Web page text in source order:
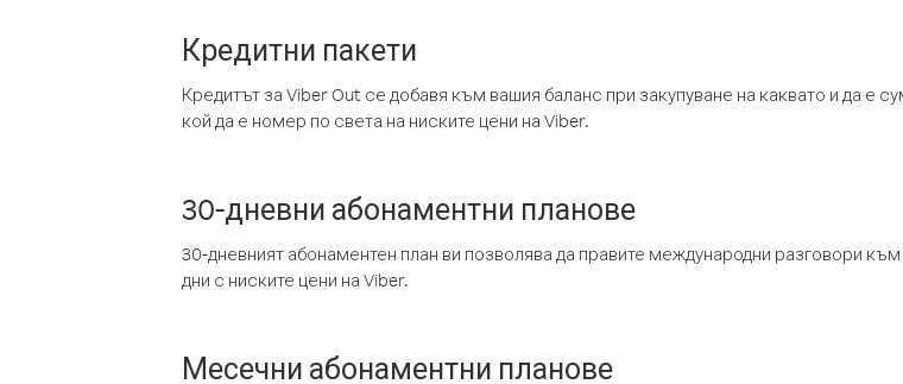
Кредитни пакети
Кредитът за Viber Out се добавя към вашия баланс при закупуване на каквато и да е
кой да е номер по света на ниските цени на Viber.
30-дневни абонаментни планове
30-дневният абонаментен план ви позволява да правите международни разговори
дни с ниските цени на Viber.
Месечни абонаментни планове